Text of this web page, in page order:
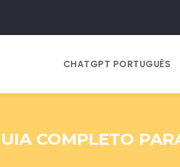
CHATGPT PORTUGUÊS
COMPLETO